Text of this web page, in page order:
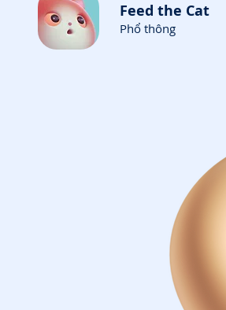
Feed the Cat
Phổ thông